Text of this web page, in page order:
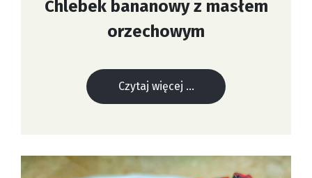
Chlebek bananowy z masłem
orzechowym
Czytaj więcej ...